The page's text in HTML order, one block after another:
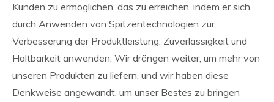
Kunden zu ermöglichen, das zu erreichen, indem er sich
durch Anwenden von Spitzentechnologien zur
Verbesserung der Produktleistung, Zuverlässigkeit und
Haltbarkeit anwenden. Wir drängen weiter, um mehr von
unseren Produkten zu liefern, und wir haben diese
Denkweise angewandt, um unser Bestes zu bringen